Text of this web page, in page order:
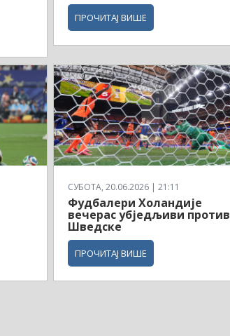
ПРОЧИТАЈ ВИШЕ
СУБОТА, 20.06.2026 | 21:11
Фудбалери Холандије
вечерас убједљиви против
Шведске
ПРОЧИТАЈ ВИШЕ